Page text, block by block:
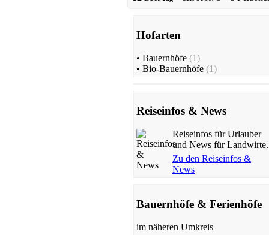
St. Märgen
ab 80 EUR/Tag
Loßburg
Hofarten
• Bauernhöfe (1)
• Bio-Bauernhöfe (1)
Reiseinfos & News
Reiseinfos für Urlauber
und News für Landwirte.
Zu den Reiseinfos &
News
Bauernhöfe & Ferienhöfe
im näheren Umkreis